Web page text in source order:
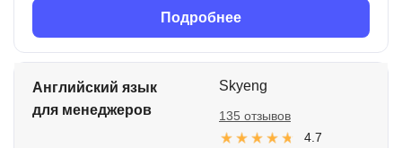
Подробнее
Английский язык
для менеджеров
Skyeng
4.7
135 отзывов